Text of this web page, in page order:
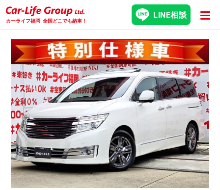
カーライフ福岡 全国どこでも納車！
LINE相談